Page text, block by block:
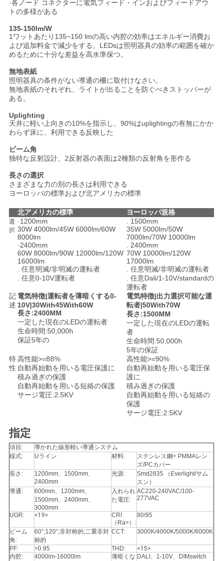
·各ノード コネクターに電気フィード・インおよびフィードアウ
トの多様がある
135-150lm/W
1ワットあたり135~150 lmの高い内腔の効率はエネルギー消費お
よび追加料金で減少をする。LEDsは照明器具の効率の範囲を確か
めるために十分な差益を高水準保つ。
無地表紙
照明器具の条件がない導通の柵に取付けなさい。
無地表紙のそれぞれ、ライトが出ることを防ぐべきストッパーが
ある。
Uplighting
天井に軽い上向きの10%を指示し、90%はuplightingの有無にかか
わらず床に、利用できる反映した
ビーム角
独特な反射設計、2反射器の表面は2種類の反射角を形作る
長さの選択
さまざまな力の別の長さは利用できる
ヨーロッパの標準および北アメリカの標準
北アメリカの標準 ヨーロッパ規格
選
択
·1200mm
30W 4000lm/45W 6000lm/60W
8000lm
·2400mm
60W 8000lm/90W 12000lm/120W
16000lm
. 任意明滅/非明滅の運転者
. 任意0-10V運転者
. 1500mm
35W 5000lm/50W
7000lm/70W 10000lm
. 2400mm
70W 10000lm/120W
17000lm
. 任意明滅/非明滅の運転者
. 任意Dali/1-10V/standardの
運転者
記
述
電気特徴|運転者を薄暗くする0-
10V|30With45With60W
長さ:2400MM
一定した現在のLEDの運転者
生命時間:50,000h
保証5年の
電気特徴|出力選択可能な運
転者|50With70W
長さ:1500MM
一定した現在のLEDの運転
者
生命時間:50,000h
5年の保証
特
性
高性能>=88%
自動再始動を用いる電圧保護に
積み過ぎの保護
自動再始動を用いる短絡の保護
サージ電圧:2.5KV
高性能>=90%
自動再始動を用いる電圧保
護に
積み過ぎの保護
自動再始動を用いる短絡の
保護
サージ電圧:2.5KV
指定
項目:
導かれた線形軽い導通システム
様式:
Uライン 材料:
ステンレス鋼+ PMMAレン
ズ/PCカバー
長さ:
1200mm、1500mm、
2400mm
光源:
Smd2835 （Everlight/サム
スン）
導通:
600mm、1200mm、
1500mm、2400mm、
3000mm
入れられ
た電圧:
AC220-240VAC/100-
277VAC
UGR: <19>
CRI
（Ra>）:
80/95
ビーム
角:
60°;120°;非対称的;二重非対
称的
CCT: 3000K/4000K/5000K/6000K
PF: >0.95 THD:
<15>
内腔:
4000lm-16000lm
薄暗くな DALI、1-10V、DIMswitch